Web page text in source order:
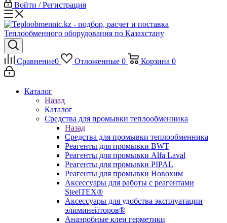
Войти / Регистрация
Сравнение0 Отложенные 0 Корзина 0
Каталог
Назад
Каталог
Средства для промывки теплообменника
Назад
Средства для промывки теплообменника
Реагенты для промывки BWT
Реагенты для промывки Alfa Laval
Реагенты для промывки PIPAL
Реагенты для промывки Новохим
Аксессуары для работы с реагентами
SteelTEX®
Аксессуары для удобства эксплуатации
элиминейторов®
Анаэробные клеи герметики